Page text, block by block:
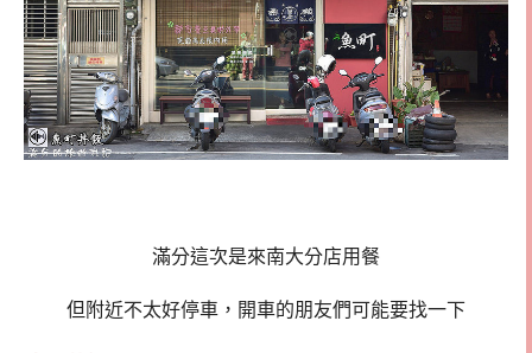
滿分這次是來南大分店用餐
但附近不太好停車，開車的朋友們可能要找一下